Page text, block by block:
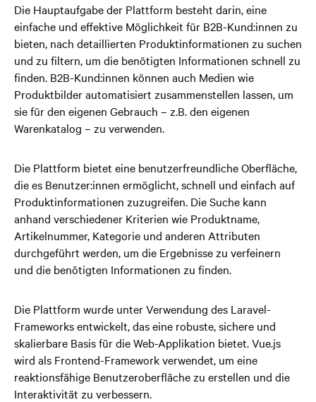
Die Hauptaufgabe der Plattform besteht darin, eine
einfache und effektive Möglichkeit für B2B-Kund:innen zu
bieten, nach detaillierten Produktinformationen zu suchen
und zu filtern, um die benötigten Informationen schnell zu
finden. B2B-Kund:innen können auch Medien wie
Produktbilder automatisiert zusammenstellen lassen, um
sie für den eigenen Gebrauch – z.B. den eigenen
Warenkatalog – zu verwenden.
Die Plattform bietet eine benutzerfreundliche Oberfläche,
die es Benutzer:innen ermöglicht, schnell und einfach auf
Produktinformationen zuzugreifen. Die Suche kann
anhand verschiedener Kriterien wie Produktname,
Artikelnummer, Kategorie und anderen Attributen
durchgeführt werden, um die Ergebnisse zu verfeinern
und die benötigten Informationen zu finden.
Die Plattform wurde unter Verwendung des Laravel-
Frameworks entwickelt, das eine robuste, sichere und
skalierbare Basis für die Web-Applikation bietet. Vue.js
wird als Frontend-Framework verwendet, um eine
reaktionsfähige Benutzeroberfläche zu erstellen und die
Interaktivität zu verbessern.